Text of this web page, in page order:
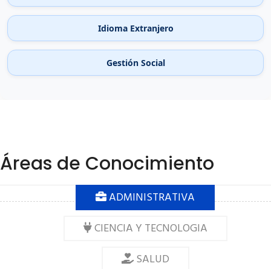
Idioma Extranjero
Gestión Social
Áreas de Conocimiento
ADMINISTRATIVA
CIENCIA Y TECNOLOGIA
SALUD